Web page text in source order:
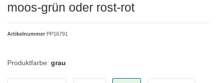
moos-grün oder rost-rot
Artikelnummer PP16791
Produktfarbe: grau